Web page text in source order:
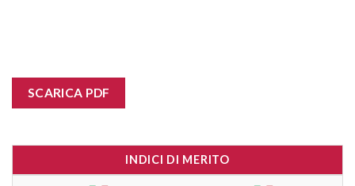
SCARICA PDF
INDICI DI MERITO